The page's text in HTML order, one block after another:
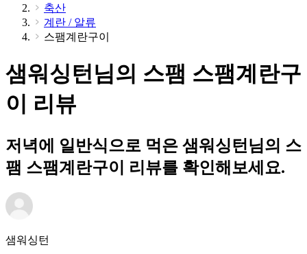
축산
계란 / 알류
스팸계란구이
샘워싱턴님의 스팸 스팸계란구
이 리뷰
저녁에 일반식으로 먹은 샘워싱턴님의 스
팸 스팸계란구이 리뷰를 확인해보세요.
샘워싱턴